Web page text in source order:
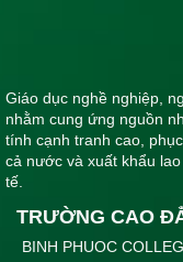
Giáo dục nghề nghiệp,
nhằm cung ứng nguồn
tính cạnh tranh cao,
cả nước và xuất khẩu
tế.
TRƯỜNG CAO
BINH PHUOC